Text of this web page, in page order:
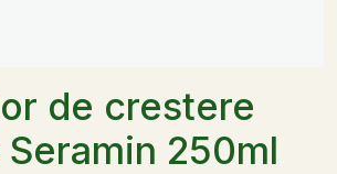
de crestere
250ml